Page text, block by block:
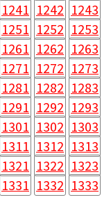
1241 1242 1243
1251 1252 1253
1261 1262 1263
1271 1272 1273
1281 1282 1283
1291 1292 1293
1301 1302 1303
1311 1312 1313
1321 1322 1323
1331 1332 1333